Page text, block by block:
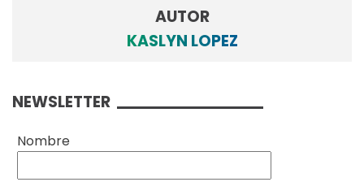
AUTOR
KASLYN LOPEZ
NEWSLETTER
Nombre